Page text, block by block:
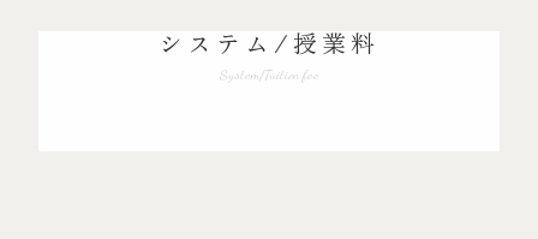
システム/授業料
System/Tuition fee